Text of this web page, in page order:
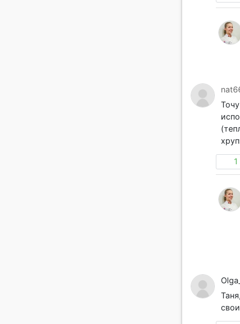
1